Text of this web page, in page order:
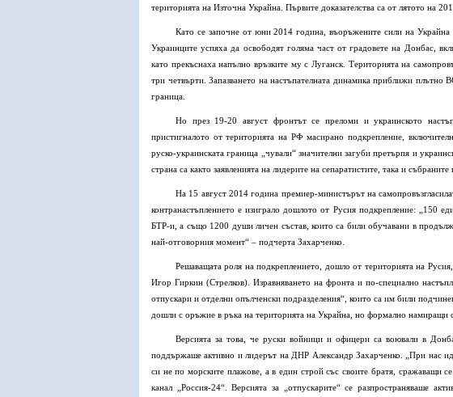
територията на Източна Украйна. Първите доказателства са от лятото на
Като се започне от юни 2014 година, въоръжените сили на Украйна
Украинците успяха да освободят голяма част от градовете на Донбас,
като прекъснаха напълно връзките му с Луганск. Територията на
три четвърти. Запазването на настъпателната динамика приближи плътно
граница.
Но през 19-20 август фронтът се преломи и украинското
пристигналото от територията на РФ масирано подкрепление,
руско-украинската граница „чували“ значителни загуби претърпя и
страна са както заявленията на лидерите на сепаратистите, така и събраните
На 15 август 2014 година премиер-министърът на
контранастъплението е изиграло дошлото от Русия подкрепление: „150
БТР-и, а също 1200 души личен състав, които са били обучавани в
най-отговорния момент“ – подчерта Захарченко.
Решаващата роля на подкреплението, дошло от територията на
Игор Гиркин (Стрелков). Изравняването на фронта и по-специално
отпускари и отделни опълченски подразделения“, които са им били
дошли с оръжие в ръка на територията на Украйна, но формално намиращи
Версията за това, че руски войници и офицери са воювали в
поддържаше активно и лидерът на ДНР Александр Захарченко. „При нас
си не по морските плажове, а в един строй със своите братя, сражаващи
канал „Россия-24“. Версията за „отпускарите“ се разпространяваше